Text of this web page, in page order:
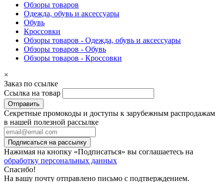
Обзоры товаров
Одежда, обувь и аксессуары
Обувь
Кроссовки
Обзоры товаров - Одежда, обувь и аксессуары
Обзоры товаров - Обувь
Обзоры товаров - Кроссовки
×
Заказ по ссылке
Ссылка на товар
Секретные промокоды и доступы к зарубежным распродажам
в нашей полезной рассылке
Подписаться на рассылку
Нажимая на кнопку «Подписаться» вы соглашаетесь на
обработку персональных данных
Спасибо!
На вашу почту отправлено письмо с подтверждением.